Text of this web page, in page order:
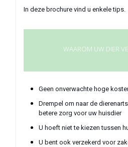
In deze brochure vind u enkele tips.
WAAROM UW DIER
Geen onverwachte hoge
Drempel om naar de
betere zorg voor uw huisdier
U hoeft niet te kiezen tussen
U bent ook verzekerd voor